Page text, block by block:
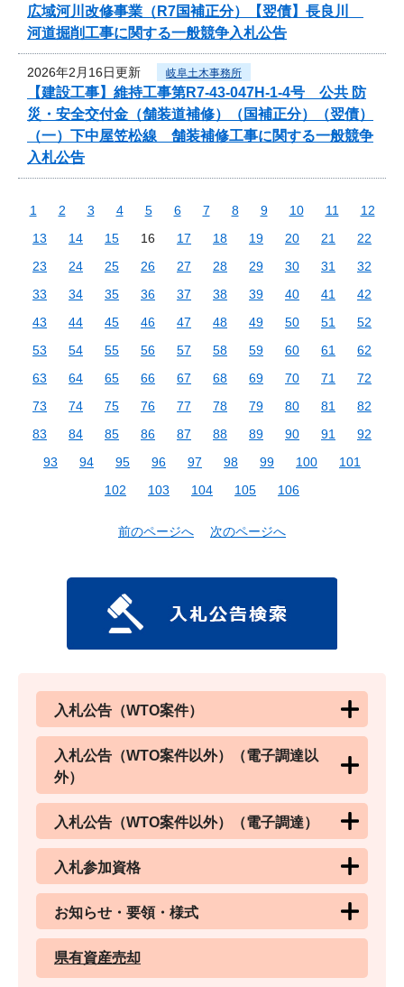
広域河川改修事業（R7国補正分）【翌債】長良川
河道掘削工事に関する一般競争入札公告
2026年2月16日更新 岐阜土木事務所
【建設工事】維持工事第R7-43-047H-1-4号 公共 防
災・安全交付金（舗装道補修）（国補正分）（翌債）
（一）下中屋笠松線 舗装補修工事に関する一般競争
入札公告
1 2 3 4 5 6 7 8 9 10 11
12
13
14 15 16 17 18 19 20 21
22
23
24 25 26 27 28 29 30 31
32
33
34 35 36 37 38 39 40 41
42
43
44 45 46 47 48 49 50 51
52
53
54 55 56 57 58 59 60 61
62
63
64 65 66 67 68 69 70 71
72
73
74 75 76 77 78 79 80 81
82
83
84 85 86 87 88 89 90 91
92
93
94 95 96 97 98 99 100
101
102
103 104 105 106
前のページへ 次のページへ
入札公告（WTO案件）
入札公告（WTO案件以外）（電子調達以
外）
入札公告（WTO案件以外）（電子調達）
入札参加資格
お知らせ・要領・様式
県有資産売却